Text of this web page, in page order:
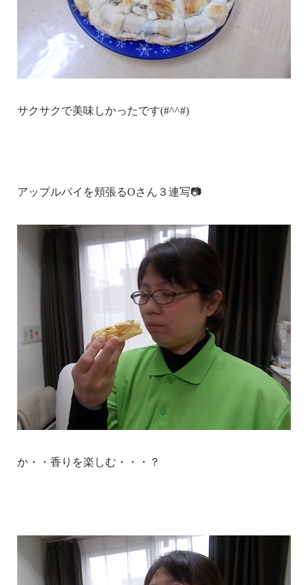
サクサクで美味しかったです(#^^#)
アップルパイを頬張るOさん３連写📷
か・・香りを楽しむ・・・？